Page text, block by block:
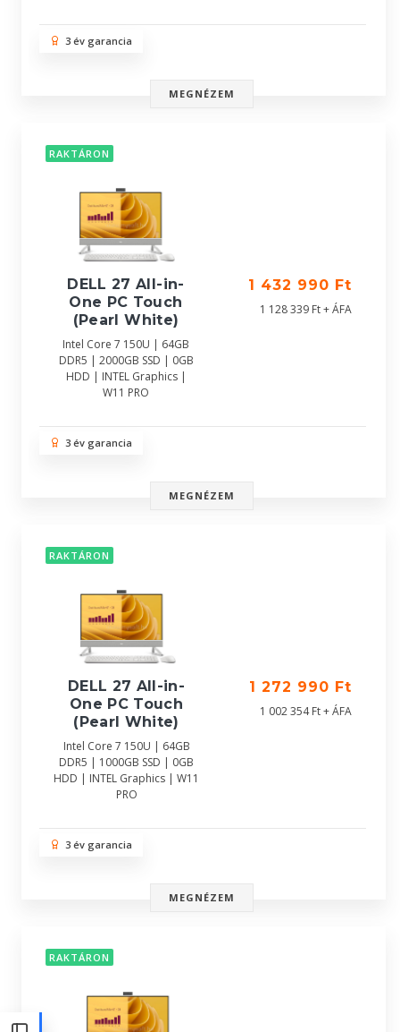
3 év garancia
MEGNÉZEM
RAKTÁRON
DELL 27 All-in-
One PC Touch
(Pearl White)
Intel Core 7 150U | 64GB
DDR5 | 2000GB SSD | 0GB
HDD | INTEL Graphics |
W11 PRO
1 432 990 Ft
1 128 339 Ft + ÁFA
3 év garancia
MEGNÉZEM
RAKTÁRON
DELL 27 All-in-
One PC Touch
(Pearl White)
Intel Core 7 150U | 64GB
DDR5 | 1000GB SSD | 0GB
HDD | INTEL Graphics | W11
PRO
1 272 990 Ft
1 002 354 Ft + ÁFA
3 év garancia
MEGNÉZEM
RAKTÁRON